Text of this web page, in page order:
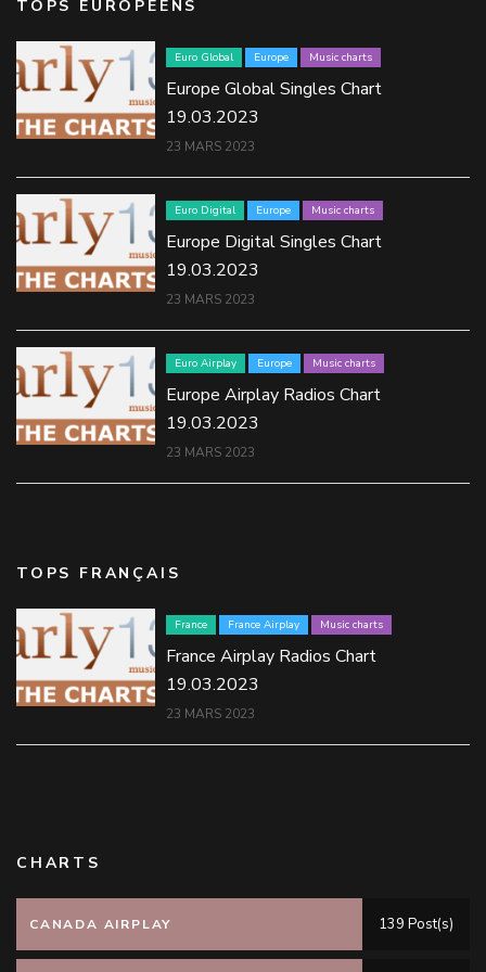
TOPS EUROPÉENS
Euro Global Europe Music charts
Europe Global Singles Chart
19.03.2023
23 MARS 2023
Euro Digital Europe Music charts
Europe Digital Singles Chart
19.03.2023
23 MARS 2023
Euro Airplay Europe Music charts
Europe Airplay Radios Chart
19.03.2023
23 MARS 2023
TOPS FRANÇAIS
France France Airplay Music charts
France Airplay Radios Chart
19.03.2023
23 MARS 2023
CHARTS
CANADA AIRPLAY 139 Post(s)